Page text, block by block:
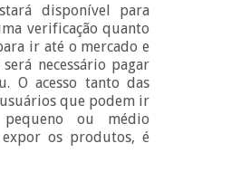
disponível para
verificação quanto
ir até o mercado e
necessário pagar
O acesso tanto das
que podem ir
ou médio
expor os produtos, é